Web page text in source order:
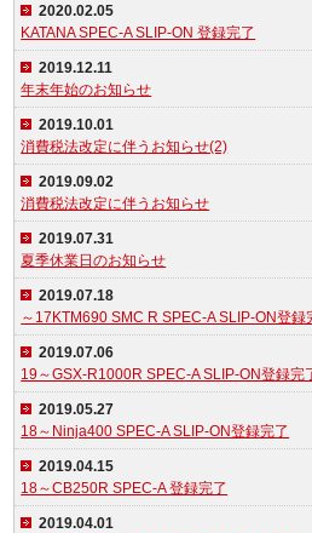
2020.02.05
KATANA SPEC-A SLIP-ON 登録完了
2019.12.11
年末年始のお知らせ
2019.10.01
消費税法改定に伴うお知らせ(2)
2019.09.02
消費税法改定に伴うお知らせ
2019.07.31
夏季休業日のお知らせ
2019.07.18
～17KTM690 SMC R SPEC-A SLIP-ON登録
2019.07.06
19～GSX-R1000R SPEC-A SLIP-ON登録完
2019.05.27
18～Ninja400 SPEC-A SLIP-ON登録完了
2019.04.15
18～CB250R SPEC-A 登録完了
2019.04.01